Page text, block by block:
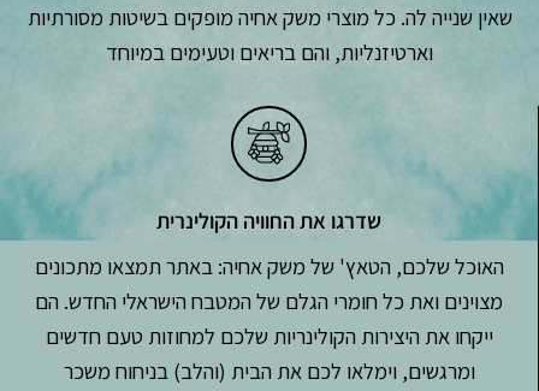
שאין שנייה לה. כל מוצרי משק אחיה מופקים בשיטות מסורתיות
וארטיזנליות, והם בריאים וטעימים במיוחד
שדרגו את החוויה הקולינרית
האוכל שלכם, הטאץ' של משק אחיה: באתר תמצאו מתכונים
מצוינים ואת כל חומרי הגלם של המטבח הישראלי החדש. הם
ייקחו את היצירות הקולינריות שלכם למחוזות טעם חדשים
ומרגשים, וימלאו לכם את הבית (והלב) בניחוח משכר